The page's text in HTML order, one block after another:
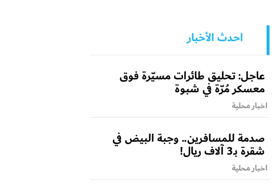
احدث الأخبار
عاجل: تحليق طائرات مسيّرة فوق
معسكر مُرّة في شبوة
اخبار محلية
صدمة للمسافرين.. وجبة البيض في
شقرة بـ3 آلاف ريال!
اخبار محلية